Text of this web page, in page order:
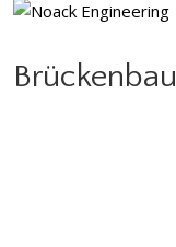
Brückenbau